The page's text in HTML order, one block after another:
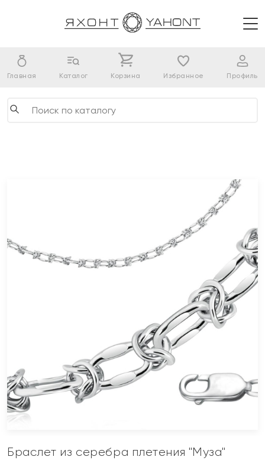
Главная Каталог Корзина Избранное Профиль
Браслет из серебра плетения "Муза"